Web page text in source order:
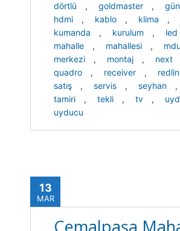
dörtlü
, goldmaster ,
hdmi
, kablo , klima
,
kumanda
, kurulum , led
mahalle
, mahallesi ,
merkezi
, montaj , next
quadro
, receiver ,
satış
, servis , seyhan ,
tamiri
, tekli , tv ,
uyducu
13
MAR
Cemalpaşa